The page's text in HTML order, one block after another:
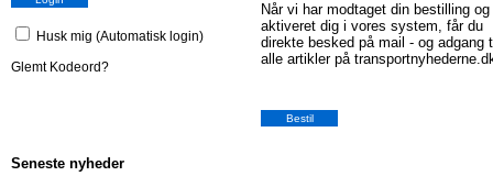
Husk mig (Automatisk login)
Glemt Kodeord?
Når vi har modtaget din bestilling og
aktiveret dig i vores system, får du
direkte besked på mail - og adgang
alle artikler på
Seneste nyheder